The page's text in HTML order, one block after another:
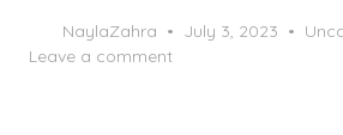
NaylaZahra
Posted
July 3, 2023
Leave a comment